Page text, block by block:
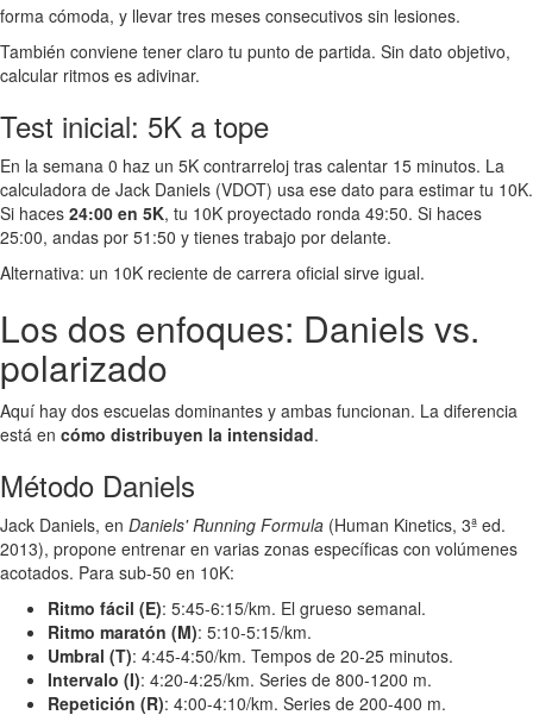
forma cómoda, y llevar tres meses consecutivos sin lesiones.
También conviene tener claro tu punto de partida. Sin dato objetivo,
calcular ritmos es adivinar.
Test inicial: 5K a tope
En la semana 0 haz un 5K contrarreloj tras calentar 15 minutos. La
calculadora de Jack Daniels (VDOT) usa ese dato para estimar tu 10K.
Si haces 24:00 en 5K, tu 10K proyectado ronda 49:50. Si haces
25:00, andas por 51:50 y tienes trabajo por delante.
Alternativa: un 10K reciente de carrera oficial sirve igual.
Los dos enfoques: Daniels vs.
polarizado
Aquí hay dos escuelas dominantes y ambas funcionan. La diferencia
está en cómo distribuyen la intensidad.
Método Daniels
Jack Daniels, en Daniels' Running Formula (Human Kinetics, 3ª ed.
2013), propone entrenar en varias zonas específicas con volúmenes
acotados. Para sub-50 en 10K:
Ritmo fácil (E): 5:45-6:15/km. El grueso semanal.
Ritmo maratón (M): 5:10-5:15/km.
Umbral (T): 4:45-4:50/km. Tempos de 20-25 minutos.
Intervalo (I): 4:20-4:25/km. Series de 800-1200 m.
Repetición (R): 4:00-4:10/km. Series de 200-400 m.